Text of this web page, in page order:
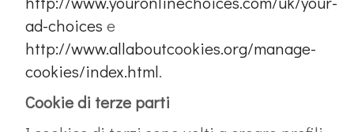
ad-choices e
http://www.allaboutcookies.org/manage-
cookies/index.html.
Cookie di terze parti